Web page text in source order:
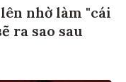
nhờ làm "cái
ra sao sau